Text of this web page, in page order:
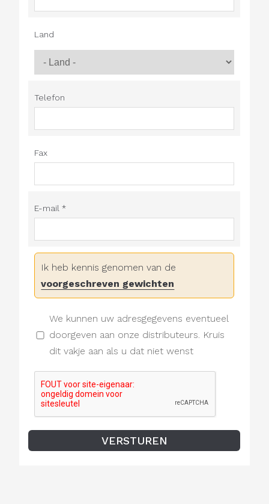
Land
Telefon
Fax
E-mail *
Ik heb kennis genomen van de
voorgeschreven gewichten
We kunnen uw adresgegevens eventueel
doorgeven aan onze distributeurs. Kruis
dit vakje aan als u dat niet wenst